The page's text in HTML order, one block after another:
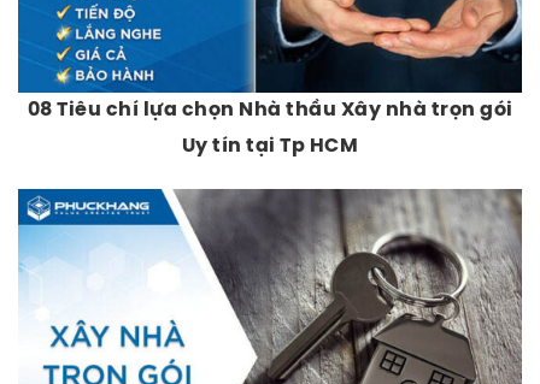
08 Tiêu chí lựa chọn Nhà thầu Xây nhà trọn gói
Uy tín tại Tp HCM